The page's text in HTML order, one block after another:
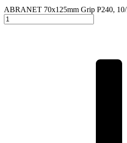
ABRANET 70x125mm Grip P240, 10/